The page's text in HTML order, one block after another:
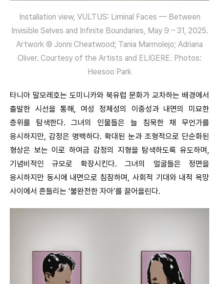
Installation view, VULTUS: Liminal Faces — Between
Invisible Selves and Infinite Boundaries, May 9 – 31, 2025.
Artwork © Jonni Cheatwood; Tania Marmolejo; Adriana
Oliver. Courtesy of the Artists and ELIGERE. Photos:
Heesoo Park
타니아 말모레호는 도미니카와 북유럽 문화가 교차하는 배경에서
출발한 시선을 통해, 여성 정체성의 이중성과 내면의 미묘한
층위를 탐색한다. 그녀의 인물들은 늘 침묵한 채 무언가를
응시하지만, 감정은 명백하다. 확대된 눈과 조형적으로 단순화된
형상은 보는 이로 하여금 감정의 지형을 탐색하도록 유도하며,
기념비적인 규모로 확장시킨다. 그녀의 얼굴들은 정면을
응시하지만 동시에 내면으로 침잠하며, 사회적 기대와 내적 욕망
사이에서 흔들리는 ‘불완전한 자아’를 끌어올린다.